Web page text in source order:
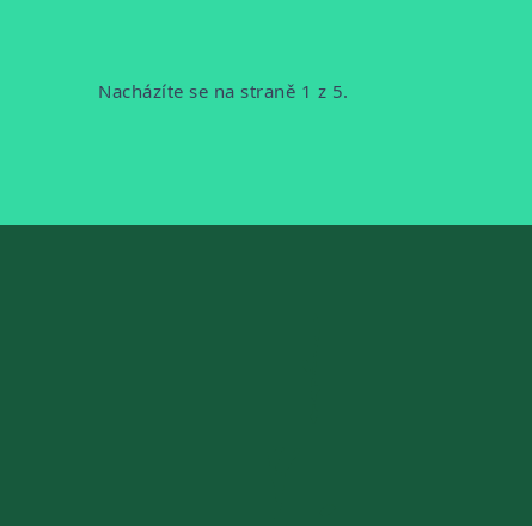
Nacházíte se na straně 1 z 5.